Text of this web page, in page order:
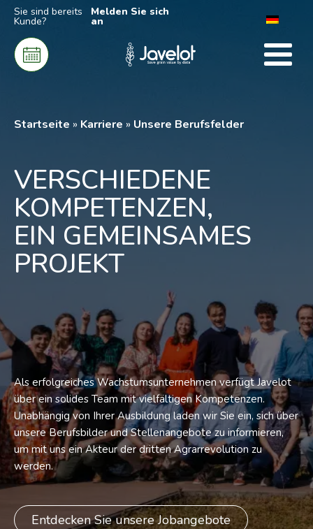
Sie sind bereits
Kunde?
Melden Sie sich
an
Startseite » Karriere » Unsere Berufsfelder
VERSCHIEDENE
KOMPETENZEN,
EIN GEMEINSAMES
PROJEKT
Als erfolgreiches Wachstumsunternehmen verfügt Javelot
über ein solides Team mit vielfältigen Kompetenzen.
Unabhängig von Ihrer Ausbildung laden wir Sie ein, sich über
unsere Berufsbilder und Stellenangebote zu informieren,
um mit uns ein Akteur der dritten Agrarrevolution zu
werden.
Entdecken Sie unsere Jobangebote